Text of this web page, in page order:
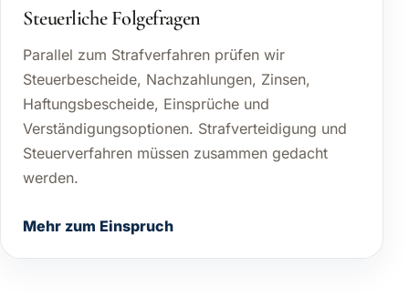
Steuerliche Folgefragen
Parallel zum Strafverfahren prüfen wir
Steuerbescheide, Nachzahlungen, Zinsen,
Haftungsbescheide, Einsprüche und
Verständigungsoptionen. Strafverteidigung und
Steuerverfahren müssen zusammen gedacht
werden.
Mehr zum Einspruch